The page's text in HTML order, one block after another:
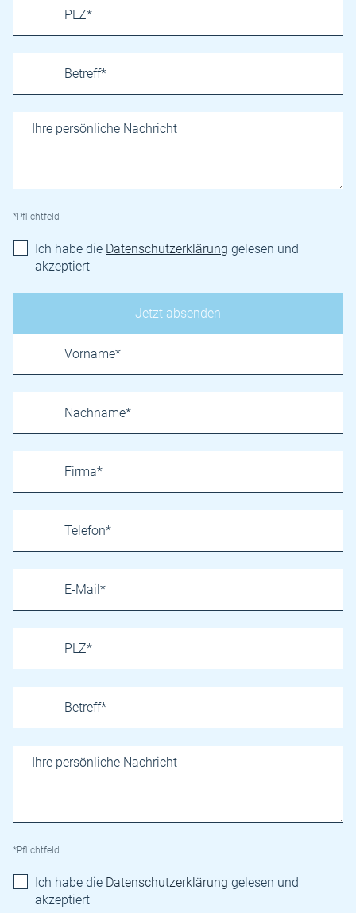
*Pflichtfeld
Ich habe die Datenschutzerklärung gelesen und
akzeptiert
*Pflichtfeld
Ich habe die Datenschutzerklärung gelesen und
akzeptiert